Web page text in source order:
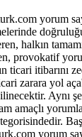
yorum
halkın
provokatif
ticari itibarını
zarara yol
Aynı
amaçlı
yorum